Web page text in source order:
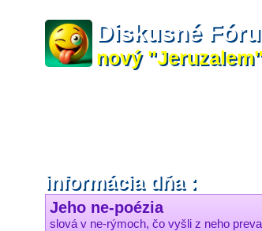
Diskusné
nový
informácia dňa :
Jeho ne-poézia
slová v ne-rýmoch, čo vyšli z neho